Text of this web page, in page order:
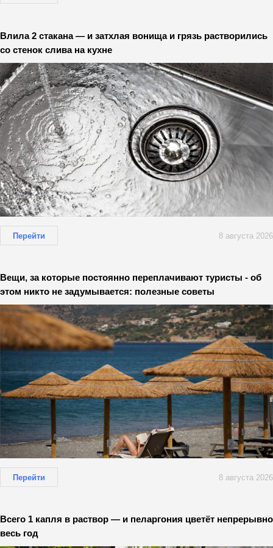
Влила 2 стакана — и затхлая вонища и грязь растворились
со стенок слива на кухне
Перейти 8 августа 2026
Вещи, за которые постоянно переплачивают туристы - об
этом никто не задумывается: полезные советы
Перейти 8 августа 2026
Всего 1 капля в раствор — и пеларгония цветёт непрерывно
весь год